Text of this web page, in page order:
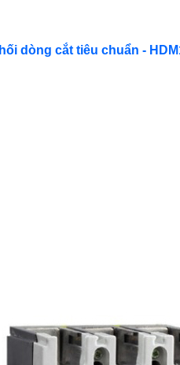
dòng cắt tiêu chuẩn -